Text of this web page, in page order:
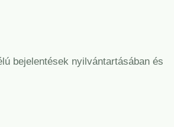
bejelentések nyilvántartásában és